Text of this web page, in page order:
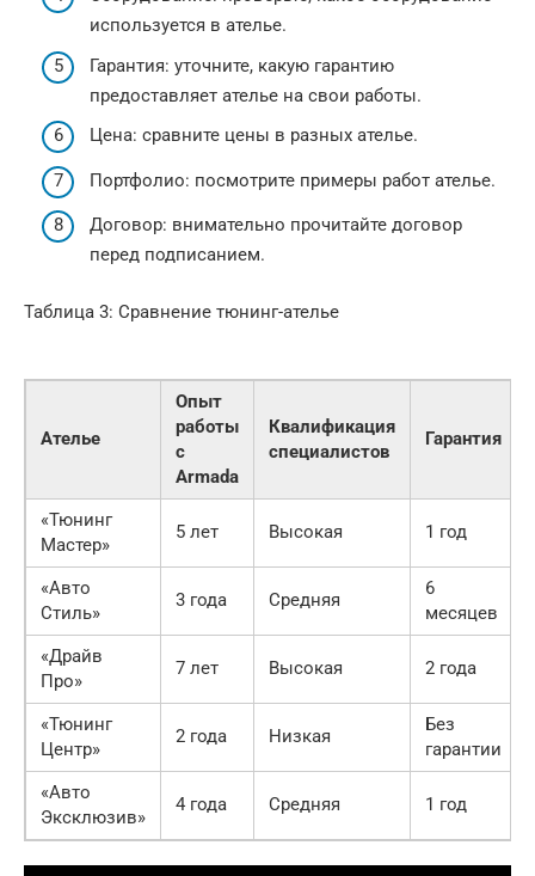
используется в ателье.
Гарантия: уточните, какую гарантию
предоставляет ателье на свои работы.
Цена: сравните цены в разных ателье.
Портфолио: посмотрите примеры работ ателье.
Договор: внимательно прочитайте договор
перед подписанием.
Таблица 3: Сравнение тюнинг-ателье
Ателье
Опыт
работы
с
Armada
Квалификация
специалистов
Гарантия
«Тюнинг
Мастер»
5 лет Высокая 1 год
«Авто
Стиль»
3 года Средняя
6
месяцев
«Драйв
Про»
7 лет Высокая 2 года
«Тюнинг
Центр»
2 года Низкая
Без
гарантии
«Авто
Эксклюзив»
4 года Средняя 1 год